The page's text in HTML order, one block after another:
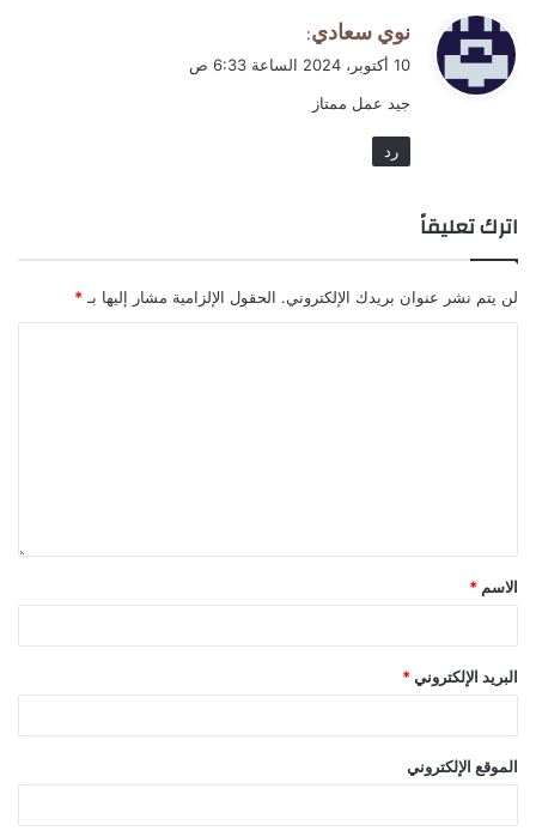
ي
ق
ل
نوي سعادي:
10 أكتوبر، 2024 الساعة 6:33 ص
جيد عمل ممتاز
رد
اترك تعليقاً
لن يتم نشر عنوان بريدك الإلكتروني. الحقول الإلزامية مشار إليها بـ *
الاسم *
البريد الإلكتروني *
الموقع الإلكتروني